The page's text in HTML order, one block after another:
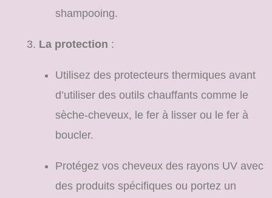
shampooing.
La protection :
Utilisez des protecteurs thermiques avant
d’utiliser des outils chauffants comme le
sèche-cheveux, le fer à lisser ou le fer à
boucler.
Protégez vos cheveux des rayons UV avec
des produits spécifiques ou portez un